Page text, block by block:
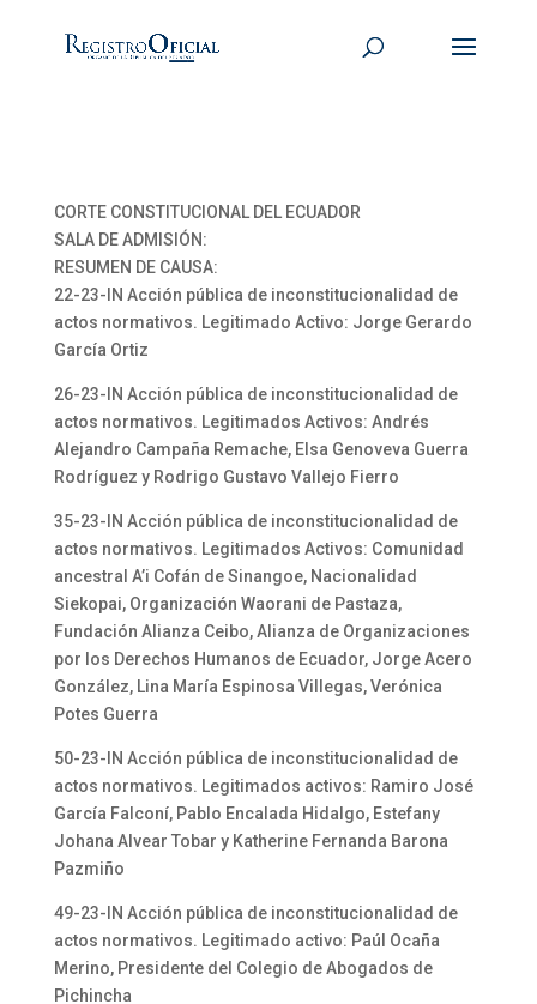
CORTE CONSTITUCIONAL DEL ECUADOR
SALA DE ADMISIÓN:
RESUMEN DE CAUSA:
22-23-IN Acción pública de inconstitucionalidad de
actos normativos. Legitimado Activo: Jorge Gerardo
García Ortiz
26-23-IN Acción pública de inconstitucionalidad de
actos normativos. Legitimados Activos: Andrés
Alejandro Campaña Remache, Elsa Genoveva Guerra
Rodríguez y Rodrigo Gustavo Vallejo Fierro
35-23-IN Acción pública de inconstitucionalidad de
actos normativos. Legitimados Activos: Comunidad
ancestral A’i Cofán de Sinangoe, Nacionalidad
Siekopai, Organización Waorani de Pastaza,
Fundación Alianza Ceibo, Alianza de Organizaciones
por los Derechos Humanos de Ecuador, Jorge Acero
González, Lina María Espinosa Villegas, Verónica
Potes Guerra
50-23-IN Acción pública de inconstitucionalidad de
actos normativos. Legitimados activos: Ramiro José
García Falconí, Pablo Encalada Hidalgo, Estefany
Johana Alvear Tobar y Katherine Fernanda Barona
Pazmiño
49-23-IN Acción pública de inconstitucionalidad de
actos normativos. Legitimado activo: Paúl Ocaña
Merino, Presidente del Colegio de Abogados de
Pichincha